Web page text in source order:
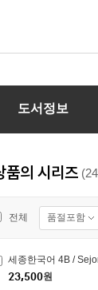
한국어 1B 익
도서정보
품의 시리즈
전체 품절포함
세종한국어 4B /
23,500원